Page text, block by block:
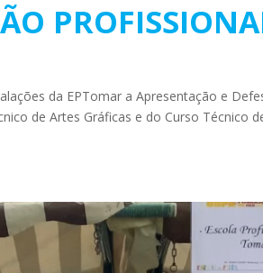
da EPTomar a Apresentação e
de Artes Gráficas e do Curso Técnico